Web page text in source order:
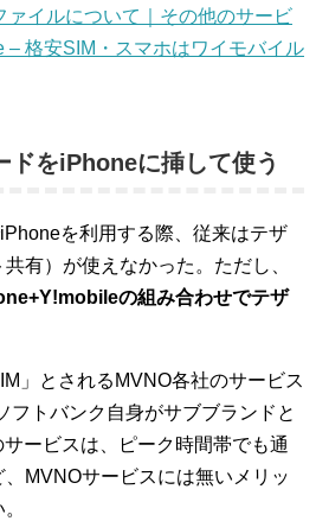
イルについて｜その他のサービ
– 格安SIM・スマホはワイモバイル
をiPhoneに挿して使う
を利用する際、従来はテザ
有）が使えなかった。ただし、
の組み合わせでテザ
」とされるMVNO各社のサービス
フトバンク自身がサブブランドと
ービスは、ピーク時間帯でも通
MVNOサービスには無いメリッ